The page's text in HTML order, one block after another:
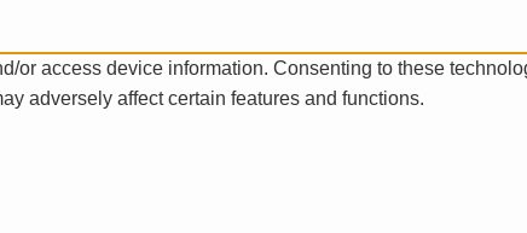
or access device information. Consenting to these
adversely affect certain features and functions.